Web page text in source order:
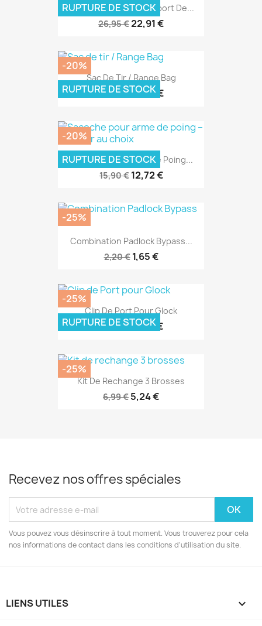
OLIGHT X-WM03 - Support De...
26,95 €22,91 €
RUPTURE DE STOCK
Sac De Tir / Range Bag
64,95 € 51,96 €
-20%
RUPTURE DE STOCK
Sacoche Pour Arme De Poing...
15,90 € 12,72 €
-20%
RUPTURE DE STOCK
Combination Padlock Bypass...
2,20 € 1,65 €
-25%
Clip De Port Pour Glock
17,90 € 13,43 €
-25%
RUPTURE DE STOCK
Kit De Rechange 3 Brosses
6,99 € 5,24 €
-25%
Recevez nos offres spéciales
Vous pouvez vous désinscrire à tout moment. Vous trouverez pour cela
nos informations de contact dans les conditions d'utilisation du site.
LIENS UTILES 